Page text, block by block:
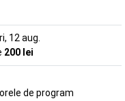
12 aug.
200 lei
de program